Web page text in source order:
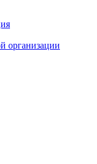
организации